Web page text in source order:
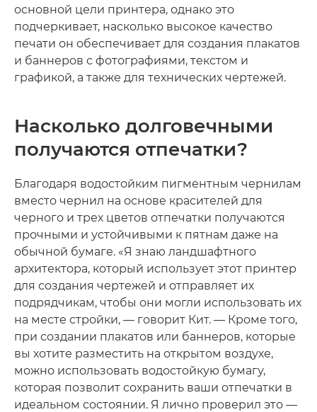
основной цели принтера, однако это
подчеркивает, насколько высокое качество
печати он обеспечивает для создания плакатов
и баннеров с фотографиями, текстом и
графикой, а также для технических чертежей.
Насколько долговечными
получаются отпечатки?
Благодаря водостойким пигментным чернилам
вместо чернил на основе красителей для
черного и трех цветов отпечатки получаются
прочными и устойчивыми к пятнам даже на
обычной бумаге. «Я знаю ландшафтного
архитектора, который использует этот принтер
для создания чертежей и отправляет их
подрядчикам, чтобы они могли использовать их
на месте стройки, — говорит Кит. — Кроме того,
при создании плакатов или баннеров, которые
вы хотите разместить на открытом воздухе,
можно использовать водостойкую бумагу,
которая позволит сохранить ваши отпечатки в
идеальном состоянии. Я лично проверил это —